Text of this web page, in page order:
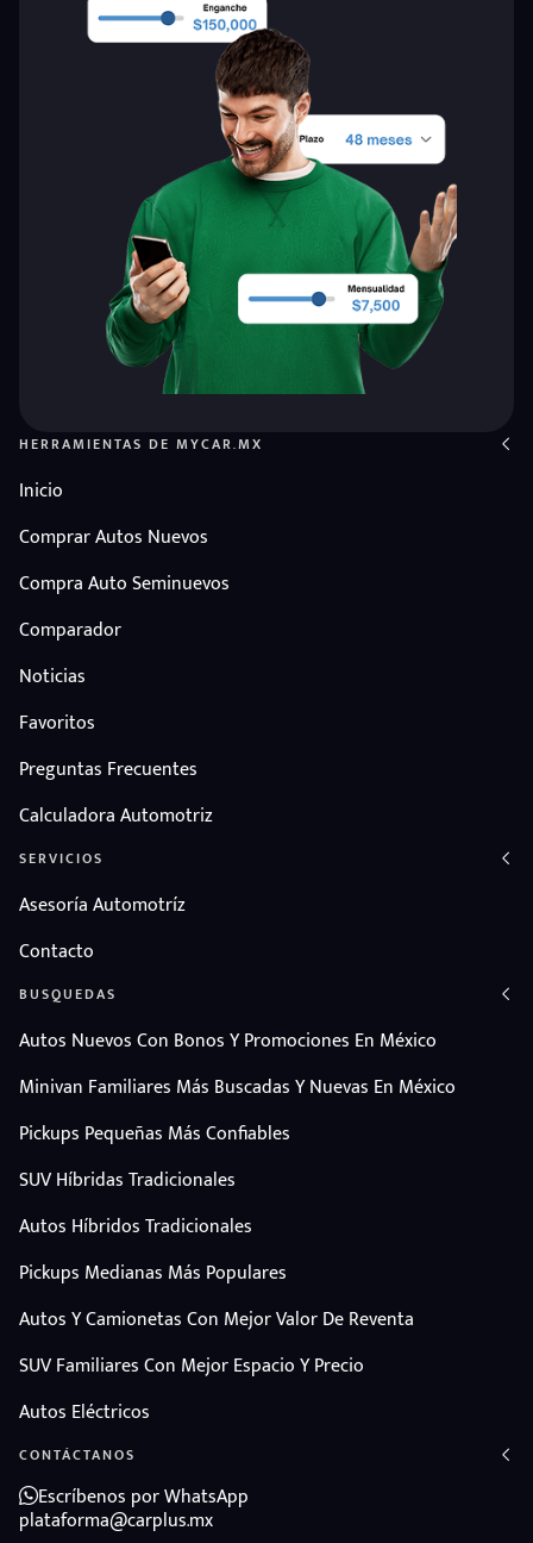
HERRAMIENTAS DE MYCAR.MX
Inicio
Comprar Autos Nuevos
Compra Auto Seminuevos
Comparador
Noticias
Favoritos
Preguntas Frecuentes
Calculadora Automotriz
SERVICIOS
Asesoría Automotríz
Contacto
BUSQUEDAS
Autos Nuevos Con Bonos Y Promociones En México
Minivan Familiares Más Buscadas Y Nuevas En México
Pickups Pequeñas Más Confiables
SUV Híbridas Tradicionales
Autos Híbridos Tradicionales
Pickups Medianas Más Populares
Autos Y Camionetas Con Mejor Valor De Reventa
SUV Familiares Con Mejor Espacio Y Precio
Autos Eléctricos
CONTÁCTANOS
Escríbenos por WhatsApp
plataforma@carplus.mx